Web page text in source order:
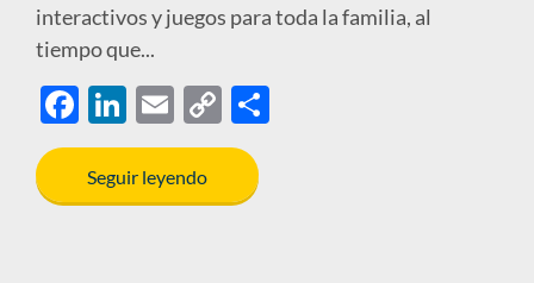
interactivos y juegos para toda la familia, al
tiempo que...
F
ac
e
b
Li
n
k
e
E
m
ail
C
o
y
Seguir leyendo